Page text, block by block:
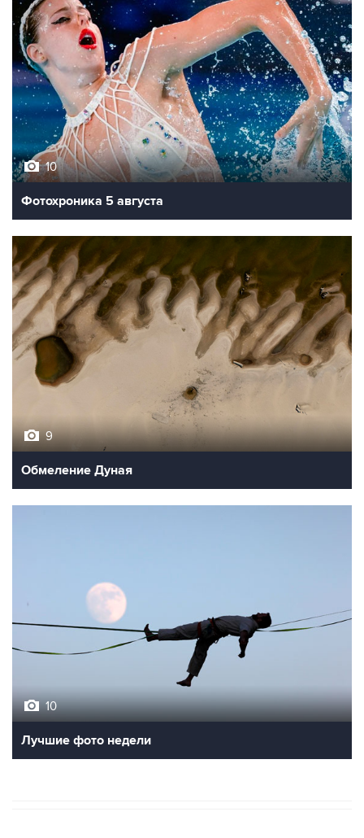
10
Фотохроника 5 августа
9
Обмеление Дуная
10
Лучшие фото недели